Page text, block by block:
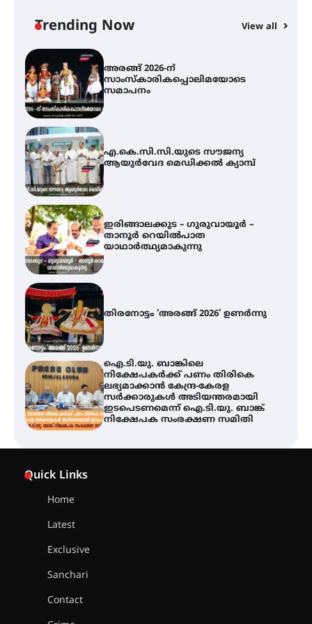
Trending Now View all
എ.കെ.സി.സി.യുടെ സൗജന്യ
ആയുർവേദ മെഡിക്കൽ ക്യാമ്പ്
ഇരിങ്ങാലക്കുട – ഗുരുവായൂർ –
താനൂർ റെയിൽപാത
യാഥാർത്ഥ്യമാകുന്നു
തിരനോട്ടം ‘അരങ്ങ് 2026’ ഉണർന്നു
നിക്ഷേപകർക്ക് പണം തിരികെ
ലഭ്യമാക്കാൻ കേന്ദ്ര-കേരള
സർക്കാരുകൾ അടിയന്തരമായി
ഇടപെടണമെന്ന് ഐ.ടി.യു. ബാങ്ക്
നിക്ഷേപക സംരക്ഷണ സമിതി
യൂത്ത് കോൺഗ്രസ്‌ സ്ഥാപക ദിനം
– ഇരിങ്ങാലക്കുടയിൽ
ലഹരിവിരുദ്ധ പ്രതിജ്ഞയെടുത്ത്
യൂത്ത് കോൺഗ്രസ്
Quick Links
Home
Latest
Exclusive
Sanchari
Contact